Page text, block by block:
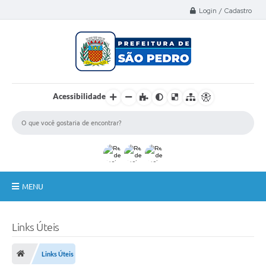
Login / Cadastro
Acessibilidade
MENU
Secretarias
Links Úteis
Links Úteis